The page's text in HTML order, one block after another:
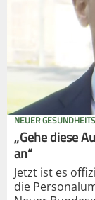
NEUER
„Gehe diese
an“
Jetzt ist es
die